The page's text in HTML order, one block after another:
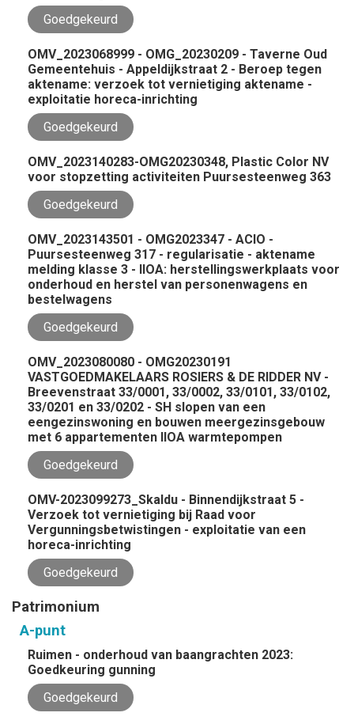
Goedgekeurd
OMV_2023068999 - OMG_20230209 - Taverne Oud
Gemeentehuis - Appeldijkstraat 2 - Beroep tegen
aktename: verzoek tot vernietiging aktename -
exploitatie horeca-inrichting
Goedgekeurd
OMV_2023140283-OMG20230348, Plastic Color NV
voor stopzetting activiteiten Puursesteenweg 363
Goedgekeurd
OMV_2023143501 - OMG2023347 - ACIO -
Puursesteenweg 317 - regularisatie - aktename
melding klasse 3 - IIOA: herstellingswerkplaats voor
onderhoud en herstel van personenwagens en
bestelwagens
Goedgekeurd
OMV_2023080080 - OMG20230191
VASTGOEDMAKELAARS ROSIERS & DE RIDDER NV -
Breevenstraat 33/0001, 33/0002, 33/0101, 33/0102,
33/0201 en 33/0202 - SH slopen van een
eengezinswoning en bouwen meergezinsgebouw
met 6 appartementen IIOA warmtepompen
Goedgekeurd
OMV-2023099273_Skaldu - Binnendijkstraat 5 -
Verzoek tot vernietiging bij Raad voor
Vergunningsbetwistingen - exploitatie van een
horeca-inrichting
Goedgekeurd
Patrimonium
A-punt
Ruimen - onderhoud van baangrachten 2023:
Goedkeuring gunning
Goedgekeurd